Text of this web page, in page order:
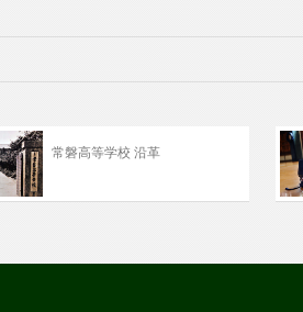
常磐高等学校 沿革